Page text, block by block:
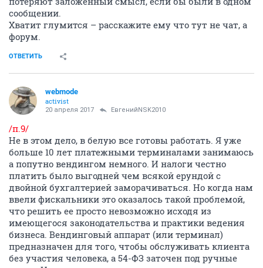
сообщении.
Хватит глумится – расскажите ему что тут не чат, а
форум.
ОТВЕТИТЬ
webmode
activist
20 апреля 2017 ЕвгенийNSK2010
/п.9/
Не в этом дело, в белую все готовы работать. Я уже
больше 10 лет платежными терминалами занимаюсь
а попутно вендингом немного. И налоги честно
платить было выгодней чем всякой ерундой с
двойной бухгалтерией заморачиваться. Но когда нам
ввели фискальники это оказалось такой проблемой,
что решить ее просто невозможно исходя из
имеющегося законодательства и практики ведения
бизнеса. Вендинговый аппарат (или терминал)
предназначен для того, чтобы обслуживать клиента
без участия человека, а 54-ФЗ заточен под ручные